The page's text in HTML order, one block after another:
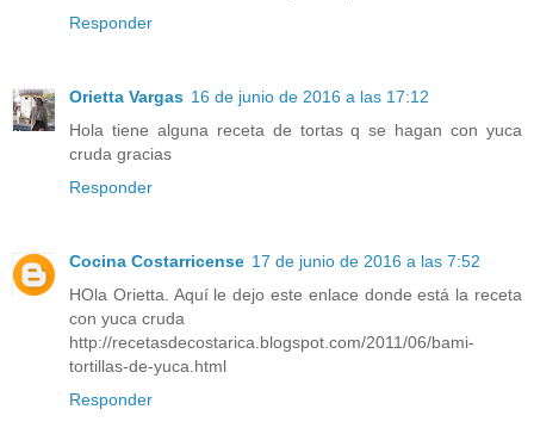
Responder
Orietta Vargas 16 de junio de 2016 a las 17:12
Hola tiene alguna receta de tortas q se hagan con yuca
cruda gracias
Responder
Cocina Costarricense 17 de junio de 2016 a las 7:52
HOla Orietta. Aquí le dejo este enlace donde está la receta
con yuca cruda
http://recetasdecostarica.blogspot.com/2011/06/bami-
tortillas-de-yuca.html
Responder